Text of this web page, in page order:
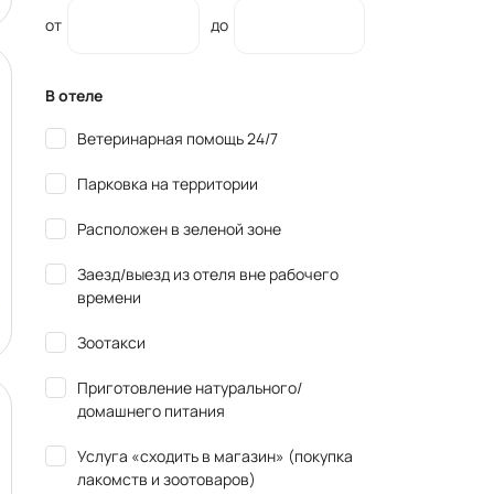
от до
В отеле
Ветеринарная помощь 24/7
Парковка на территории
Расположен в зеленой зоне
Заезд/выезд из отеля вне рабочего
времени
Зоотакси
Приготовление натурального/
домашнего питания
Услуга «сходить в магазин» (покупка
лакомств и зоотоваров)